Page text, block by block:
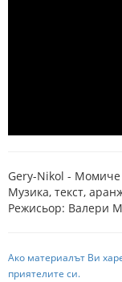
Gery-Nikol -
Музика, текст,
Режисьор: Валери
Ако материалът Ви
приятелите си.